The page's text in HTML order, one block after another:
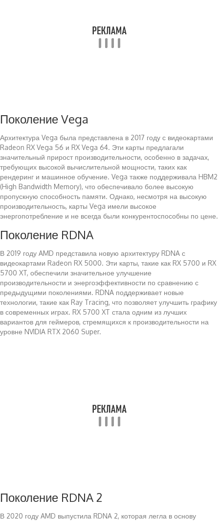
Поколение Vega
Архитектура Vega была представлена в 2017 году с видеокартами
Radeon RX Vega 56 и RX Vega 64. Эти карты предлагали
значительный прирост производительности, особенно в задачах,
требующих высокой вычислительной мощности, таких как
рендеринг и машинное обучение. Vega также поддерживала HBM2
(High Bandwidth Memory), что обеспечивало более высокую
пропускную способность памяти. Однако, несмотря на высокую
производительность, карты Vega имели высокое
энергопотребление и не всегда были конкурентоспособны по цене.
Поколение RDNA
В 2019 году AMD представила новую архитектуру RDNA с
видеокартами Radeon RX 5000. Эти карты, такие как RX 5700 и RX
5700 XT, обеспечили значительное улучшение
производительности и энергоэффективности по сравнению с
предыдущими поколениями. RDNA поддерживает новые
технологии, такие как Ray Tracing, что позволяет улучшить графику
в современных играх. RX 5700 XT стала одним из лучших
вариантов для геймеров, стремящихся к производительности на
уровне NVIDIA RTX 2060 Super.
Поколение RDNA 2
В 2020 году AMD выпустила RDNA 2, которая легла в основу